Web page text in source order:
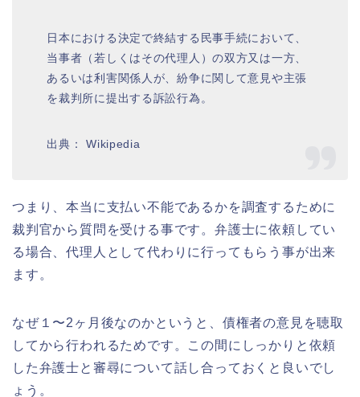
日本における決定で終結する民事手続において、
当事者（若しくはその代理人）の双方又は一方、
あるいは利害関係人が、紛争に関して意見や主張
を裁判所に提出する訴訟行為。
出典： Wikipedia
つまり、本当に支払い不能であるかを調査するために
裁判官から質問を受ける事です。弁護士に依頼してい
る場合、代理人として代わりに行ってもらう事が出来
ます。
なぜ１〜2ヶ月後なのかというと、債権者の意見を聴取
してから行われるためです。この間にしっかりと依頼
した弁護士と審尋について話し合っておくと良いでし
ょう。